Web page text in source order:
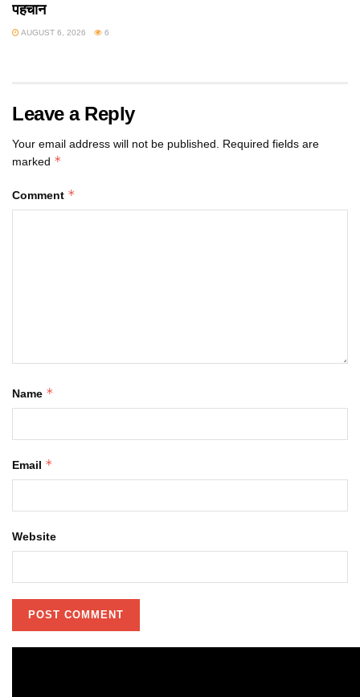
पहचान
AUGUST 6, 2026 6
Leave a Reply
Your email address will not be published.
Required fields are
marked *
Comment *
Name *
Email *
Website